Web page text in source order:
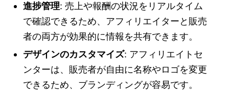
進捗管理: 売上や報酬の状況をリアルタイム
で確認できるため、アフィリエイターと販売
者の両方が効果的に情報を共有できます。
デザインのカスタマイズ: アフィリエイトセ
ンターは、販売者が自由に名称やロゴを変更
できるため、ブランディングが容易です。